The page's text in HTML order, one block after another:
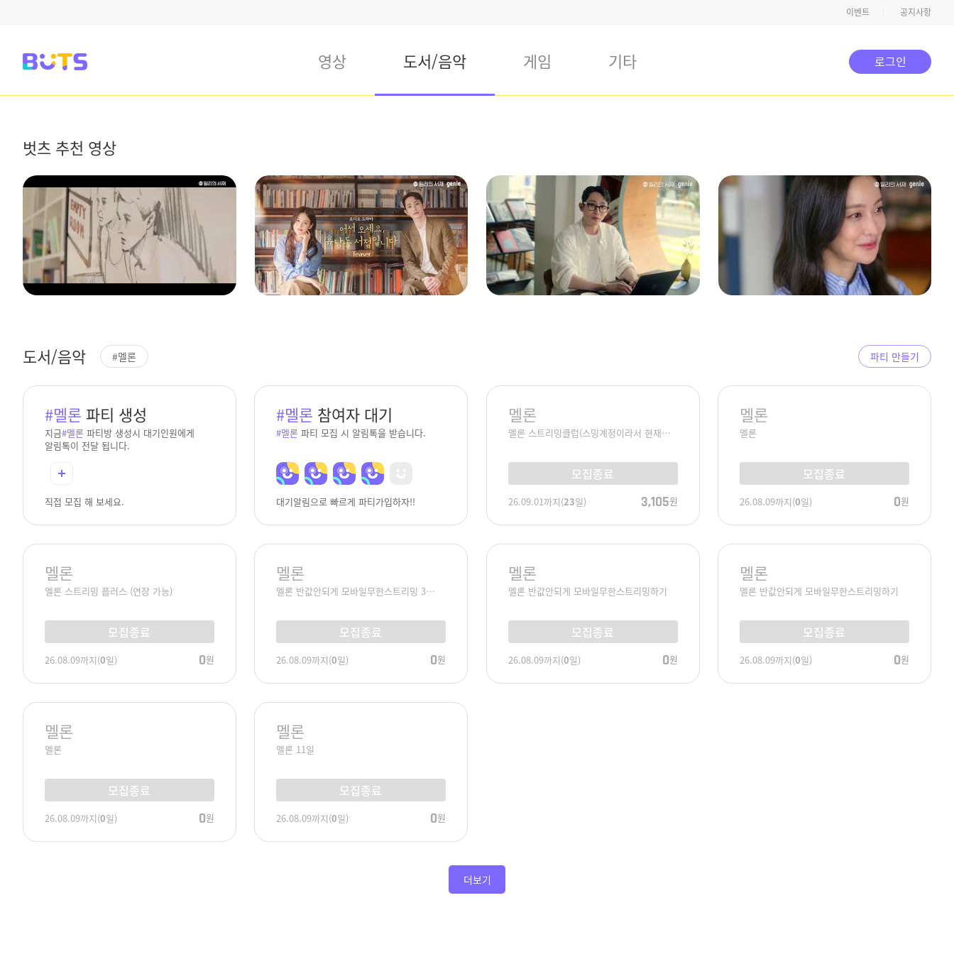
이벤트 공지사항
로그인
영상 도서/음악 게임 기타
벗츠 추천 영상
도서/음악 #멜론 파티 만들기
#멜론 파티 생성
지금#멜론 파티방 생성시 대기인원에게
알림톡이 전달 됩니다.
직접 모집 해 보세요.
#멜론 참여자 대기
#멜론 파티 모집 시 알림톡을 받습니다.
대기알림으로 빠르게 파티가입하자!!
멜론
멜론 스트리밍클럽(스밍계정이라서 현재…
모집종료
26.09.01까지(23일) 3,105원
멜론
멜론
모집종료
26.08.09까지(0일) 0원
멜론
멜론 스트리밍 플러스 (연장 가능)
모집종료
26.08.09까지(0일) 0원
멜론
멜론 반값안되게 모바일무한스트리밍 3…
모집종료
26.08.09까지(0일) 0원
멜론
멜론 반값안되게 모바일무한스트리밍하기
모집종료
26.08.09까지(0일) 0원
멜론
멜론 반값안되게 모바일무한스트리밍하기
모집종료
26.08.09까지(0일) 0원
멜론
멜론
모집종료
26.08.09까지(0일) 0원
멜론
멜론 11일
모집종료
26.08.09까지(0일) 0원
더보기